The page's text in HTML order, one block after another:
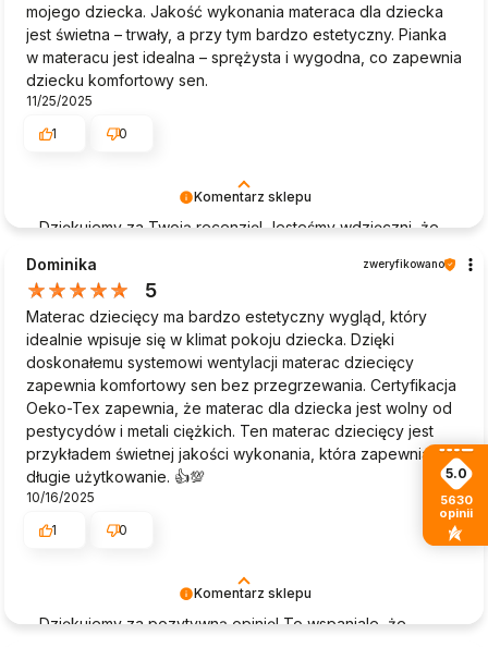
Komentarz sklepu
Dziękujemy za Twoją recenzję! Jesteśmy wdzięczni, że
naszych produktach. Twoja satysfakcja to nasza
największa nagroda i motywacja do dalszej pracy.
Zapraszamy do nas ponownie!
mojego dziecka. Jakość wykonania materaca dla dziecka
jest świetna – trwały, a przy tym bardzo estetyczny. Pianka
w materacu jest idealna – sprężysta i wygodna, co zapewnia
dziecku komfortowy sen.
11/25/2025
1
0
Komentarz sklepu
Dziękujemy za pozytywną opinię! To wspaniale, że
Dominika zweryfikowano
5
Materac dziecięcy ma bardzo estetyczny wygląd, który
idealnie wpisuje się w klimat pokoju dziecka. Dzięki
doskonałemu systemowi wentylacji materac dziecięcy
zapewnia komfortowy sen bez przegrzewania. Certyfikacja
Oeko-Tex zapewnia, że materac dla dziecka jest wolny od
pestycydów i metali ciężkich. Ten materac dziecięcy jest
przykładem świetnej jakości wykonania, która zapewnia
długie użytkowanie. 👍️💯
10/16/2025
1
0
5.0
5630
opinii